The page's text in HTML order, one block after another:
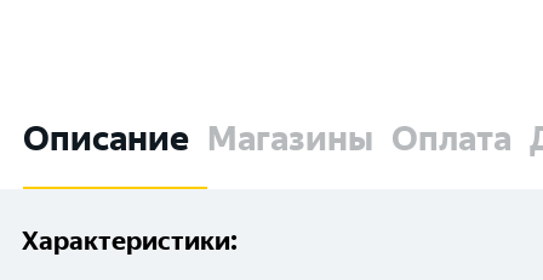
Описание Магазины Оплата
Характеристики: